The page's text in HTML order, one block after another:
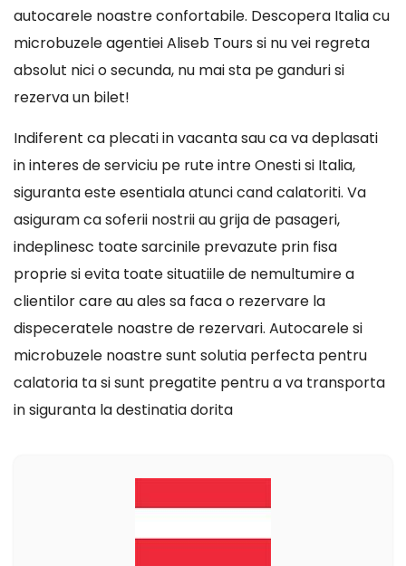
autocarele noastre confortabile. Descopera Italia cu
microbuzele agentiei Aliseb Tours si nu vei regreta
absolut nici o secunda, nu mai sta pe ganduri si
rezerva un bilet!
Indiferent ca plecati in vacanta sau ca va deplasati
in interes de serviciu pe rute intre Onesti si Italia,
siguranta este esentiala atunci cand calatoriti. Va
asiguram ca soferii nostrii au grija de pasageri,
indeplinesc toate sarcinile prevazute prin fisa
proprie si evita toate situatiile de nemultumire a
clientilor care au ales sa faca o rezervare la
dispeceratele noastre de rezervari. Autocarele si
microbuzele noastre sunt solutia perfecta pentru
calatoria ta si sunt pregatite pentru a va transporta
in siguranta la destinatia dorita